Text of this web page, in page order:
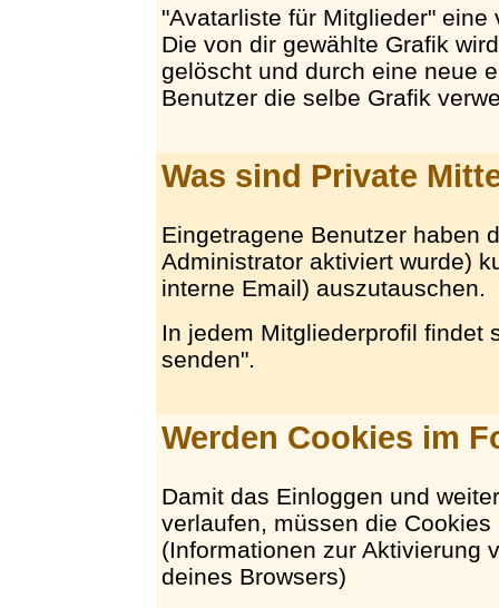
"Avatarliste für Mitglieder" eine
Die von dir gewählte Grafik
gelöscht und durch eine neue
Benutzer die selbe Grafik
Was sind Private
Eingetragene Benutzer haben
Administrator aktiviert wurde)
interne Email) auszutauschen.
In jedem Mitgliederprofil findet
senden".
Werden Cookies im
Damit das Einloggen und
verlaufen, müssen die
(Informationen zur Aktivierung
deines Browsers)